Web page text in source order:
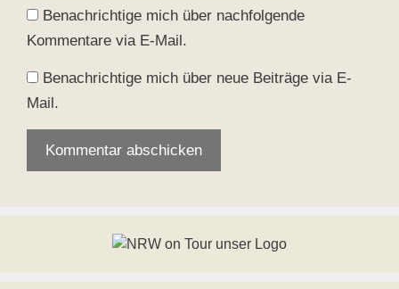
Benachrichtige mich über nachfolgende
Kommentare via E-Mail.
Benachrichtige mich über neue Beiträge via E-
Mail.